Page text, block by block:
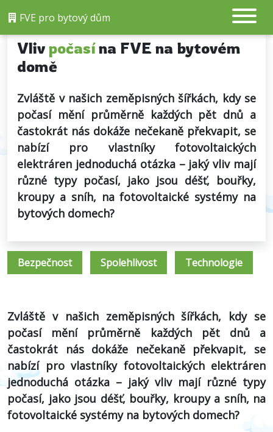
FVE pro bytový dům
Vlivpočasína FVE na bytovém
domě
Zvláště v našich zeměpisných šířkách, kdy se
počasí mění průměrně každých pět dnů a
častokrát nás dokáže nečekaně překvapit, se
nabízí pro vlastníky fotovoltaických
elektráren jednoduchá otázka – jaký vliv mají
různé typy počasí, jako jsou déšť, bouřky,
kroupy a sníh, na fotovoltaické systémy na
bytových domech?
Bezpečnost Spolehlivost Technologie
Zvláště v našich zeměpisných šířkách, kdy se
počasí mění průměrně každých pět dnů a
častokrát nás dokáže nečekaně překvapit, se
nabízí pro vlastníky fotovoltaických elektráren
jednoduchá otázka – jaký vliv mají různé typy
počasí, jako jsou déšť, bouřky, kroupy a sníh, na
fotovoltaické systémy na bytových domech?